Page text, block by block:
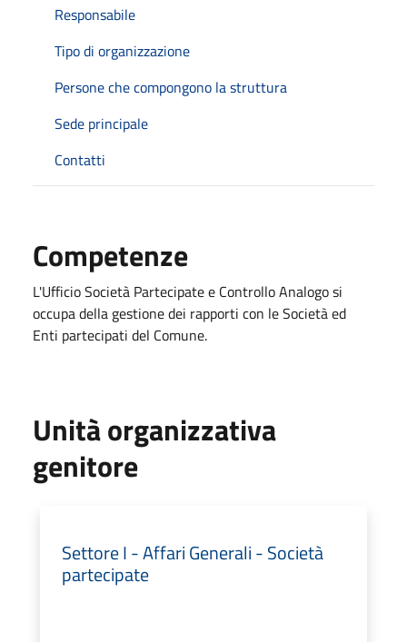
Responsabile
Tipo di organizzazione
Persone che compongono la struttura
Sede principale
Contatti
Competenze
L'Ufficio Società Partecipate e Controllo Analogo si
occupa della gestione dei rapporti con le Società ed
Enti partecipati del Comune.
Unità organizzativa
genitore
Settore I - Affari Generali - Società
partecipate